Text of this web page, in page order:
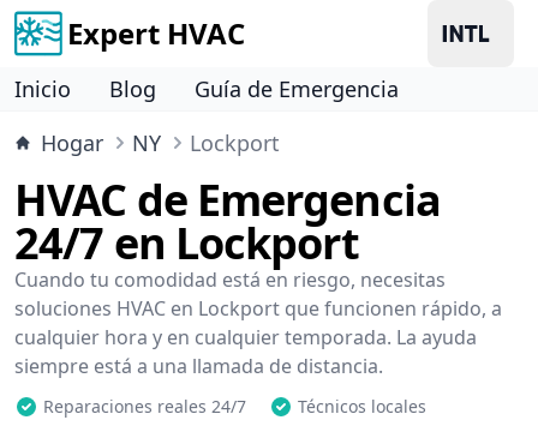
Expert HVAC
Inicio Blog
Guía de Emergencia
Hogar
NY Lockport
HVAC de Emergencia
24/7 en Lockport
Cuando tu comodidad está en riesgo, necesitas
soluciones HVAC en Lockport que funcionen rápido, a
cualquier hora y en cualquier temporada. La ayuda
siempre está a una llamada de distancia.
Reparaciones reales 24/7
Técnicos locales